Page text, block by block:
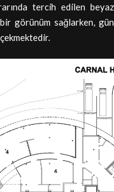
tercih edilen beyaz
görünüm sağlarken, gün